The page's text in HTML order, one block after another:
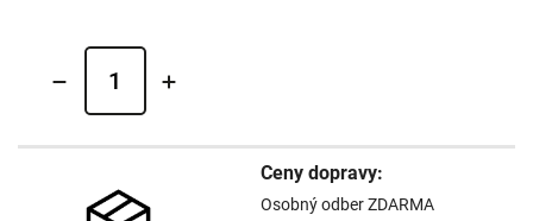
Ceny dopravy:
Osobný odber ZDARMA